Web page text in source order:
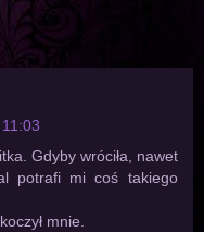
Gdyby wróciła, nawet
potrafi mi coś takiego
mnie.